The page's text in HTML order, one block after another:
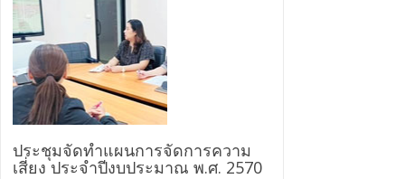
ประชุมจัดทำแผนการจัดการความ
เสี่ยง ประจำปีงบประมาณ พ.ศ. 2570